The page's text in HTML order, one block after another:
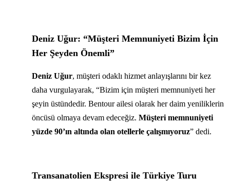
Deniz Uğur: “Müşteri Memnuniyeti Bizim İçin
Her Şeyden Önemli”
Deniz Uğur, müşteri odaklı hizmet anlayışlarını bir kez
daha vurgulayarak, “Bizim için müşteri memnuniyeti her
şeyin üstündedir. Bentour ailesi olarak her daim yeniliklerin
öncüsü olmaya devam edeceğiz. Müşteri memnuniyeti
yüzde 90’ın altında olan otellerle çalışmıyoruz” dedi.
Transanatolien Ekspresi ile Türkiye Turu